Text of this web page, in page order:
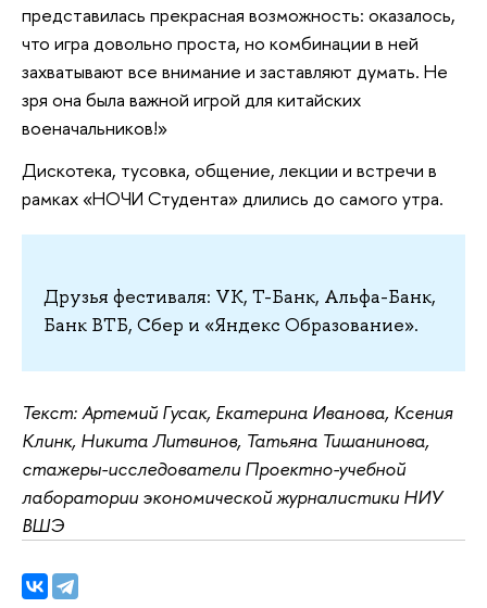
представилась прекрасная возможность: оказалось,
что игра довольно проста, но комбинации в ней
захватывают все внимание и заставляют думать. Не
зря она была важной игрой для китайских
военачальников!»
Дискотека, тусовка, общение, лекции и встречи в
рамках «НОЧИ Студента» длились до самого утра.
Друзья фестиваля: VK, Т-Банк, Альфа-Банк,
Банк ВТБ, Сбер и «Яндекс Образование».
Текст: Артемий Гусак, Екатерина Иванова, Ксения
Клинк, Никита Литвинов, Татьяна Тишанинова,
стажеры-исследователи Проектно-учебной
лаборатории экономической журналистики НИУ
ВШЭ